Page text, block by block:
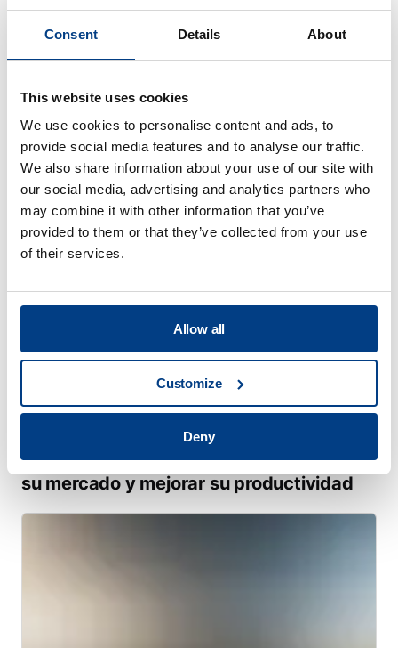
Consent Details About
This website uses cookies
We use cookies to personalise content and ads, to
provide social media features and to analyse our traffic.
We also share information about your use of our site with
our social media, advertising and analytics partners who
may combine it with other information that you’ve
provided to them or that they’ve collected from your use
of their services.
Allow all
Customize
Deny
Optimización del conformado de chapa –
Conducto de escape de un motor a
reacción
Quintus ayuda a Trestad Laser a ampliar
su mercado y mejorar su productividad